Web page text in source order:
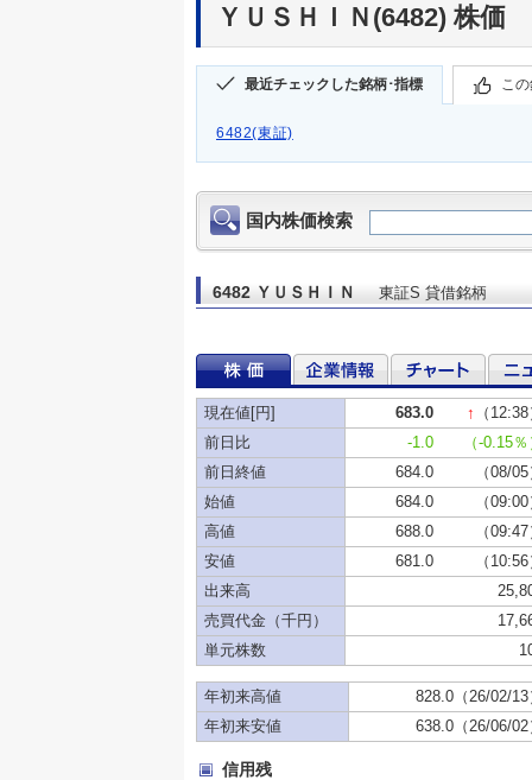
ＹＵＳＨＩＮ(6482) 株価
最近チェックした銘柄･指標 こ
6482(東証)